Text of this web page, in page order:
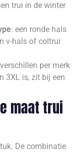
trui in de winter
: een ronde hals
v-hals of coltrui
per merk
3XL is, zit bij een
maat trui
De combinatie